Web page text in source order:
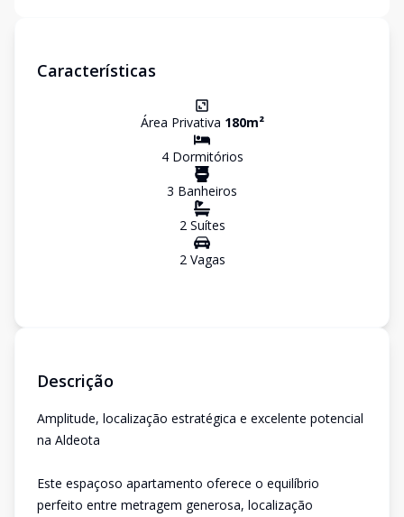
Características
Área Privativa 180m²
4Dormitórios
3 Banheiros
2Suítes
2Vagas
Descrição
Amplitude, localização estratégica e excelente potencial
na Aldeota
Este espaçoso apartamento oferece o equilíbrio
perfeito entre metragem generosa, localização